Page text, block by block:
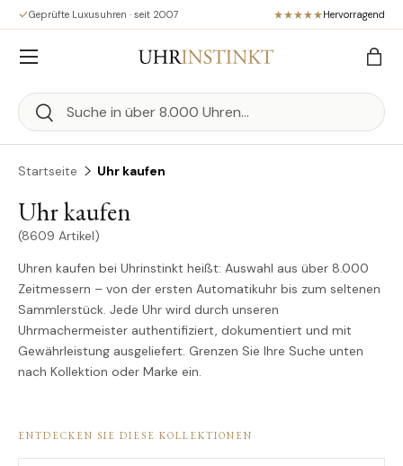
Direkt zum Inhalt
Geprüfte Luxusuhren · seit 2007 Hervorragend
Suchen
Suchen
Menü
Startseite Uhr kaufen
Uhr kaufen
(8609 Artikel)
Uhren kaufen bei Uhrinstinkt heißt: Auswahl aus über 8.000
Zeitmessern – von der ersten Automatikuhr bis zum seltenen
Sammlerstück. Jede Uhr wird durch unseren
Uhrmachermeister authentifiziert, dokumentiert und mit
Gewährleistung ausgeliefert. Grenzen Sie Ihre Suche unten
nach Kollektion oder Marke ein.
ENTDECKEN SIE DIESE KOLLEKTIONEN